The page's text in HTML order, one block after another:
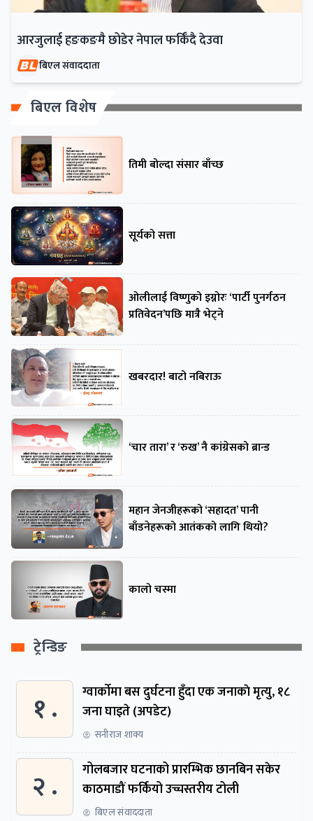
आरजुलाई हङकङमै छोडेर नेपाल फर्किँदै देउवा
बिएल संवाददाता
बिएल विशेष
तिमी बोल्दा संसार बाँच्छ
सूर्यको सत्ता
ओलीलाई विष्णुको इग्नोरः ‘पार्टी पुनर्गठन
प्रतिवेदन’पछि मात्रै भेट्ने
खबरदार! बाटो नबिराऊ
‘चार तारा’ र ‘रुख’ नै कांग्रेसको ब्रान्ड
महान जेनजीहरूको ‘सहादत’ पानी
बाँडनेहरूको आतंकको लागि थियो?
कालो चस्मा
ट्रेन्डिङ
१ .
ग्वार्काेमा बस दुर्घटना हुँदा एक जनाकाे मृत्यु, १८
जना घाइते (अपडेट)
सनीराज शाक्य
२ .
गोलबजार घटनाको प्रारम्भिक छानबिन सकेर
काठमाडौं फर्कियो उच्चस्तरीय टोली
बिएल संवाददाता